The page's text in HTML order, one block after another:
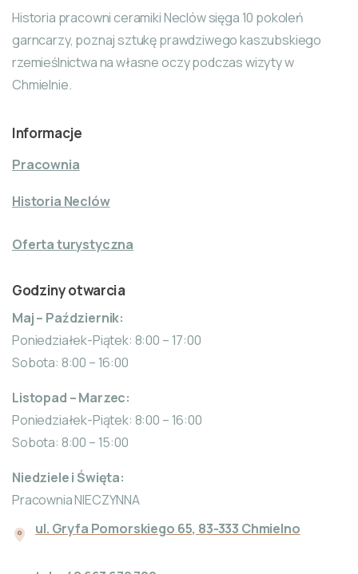
Historia pracowni ceramiki Neclów sięga 10 pokoleń
garncarzy, poznaj sztukę prawdziwego kaszubskiego
rzemieślnictwa na własne oczy podczas wizyty w
Chmielnie.
Informacje
Pracownia
Historia Neclów
Oferta turystyczna
Godziny otwarcia
Maj – Październik:
Poniedziałek-Piątek: 8:00 – 17:00
Sobota: 8:00 – 16:00
Listopad – Marzec:
Poniedziałek-Piątek: 8:00 – 16:00
Sobota: 8:00 – 15:00
Niedziele i Święta:
Pracownia NIECZYNNA
ul. Gryfa Pomorskiego 65, 83-333 Chmielno